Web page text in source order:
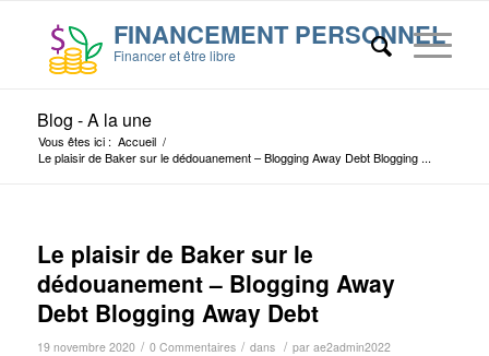
Blog - A la une
Vous êtes ici : Accueil /
Le plaisir de Baker sur le dédouanement – Blogging Away Debt Blogging ...
Le plaisir de Baker sur le
dédouanement – Blogging Away
Debt Blogging Away Debt
19 novembre 2020 / 0 Commentaires / dans / par ae2admin2022